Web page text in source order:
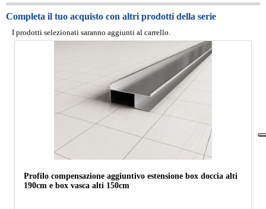
Completa il tuo acquisto con altri prodotti della serie
I prodotti selezionati saranno aggiunti al carrello.
Profilo compensazione aggiuntivo estensione box doccia alti
190cm e box vasca alti 150cm